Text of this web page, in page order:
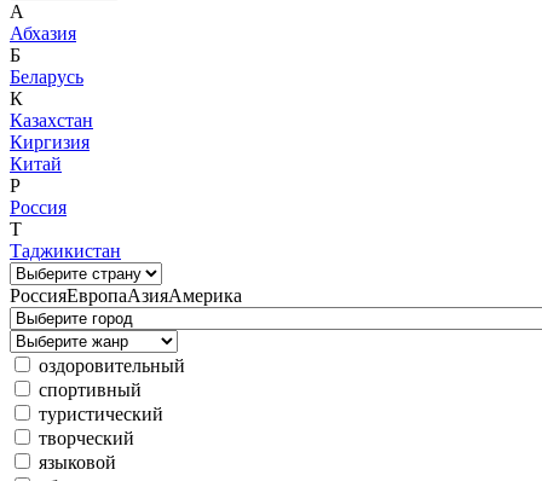
А
Абхазия
Б
Беларусь
К
Казахстан
Киргизия
Китай
Р
Россия
Т
Таджикистан
РоссияЕвропаАзияАмерика
оздоровительный
спортивный
туристический
творческий
языковой